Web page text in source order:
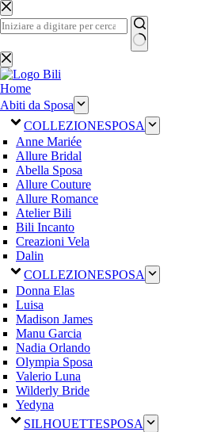
Salta
al
contenuto
Nessun
risultato
Home
Abiti da Sposa
COLLEZIONESPOSA
Anne Mariée
Allure Bridal
Abella Sposa
Allure Couture
Allure Romance
Atelier Bili
Bili Incanto
Creazioni Vela
Dalin
COLLEZIONESPOSA
Donna Elas
Luisa
Madison James
Manu Garcia
Nadia Orlando
Olympia Sposa
Valerio Luna
Wilderly Bride
Yedyna
SILHOUETTESPOSA